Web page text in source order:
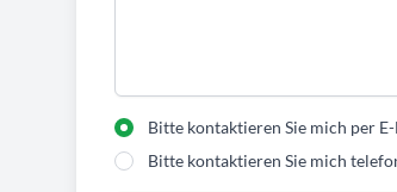
Bitte kontaktieren Sie mich per
Bitte kontaktieren Sie mich